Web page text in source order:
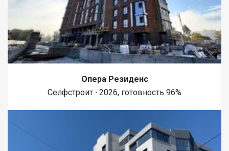
Опера Резиденс
Селфстроит ∙ 2026, готовность 96%